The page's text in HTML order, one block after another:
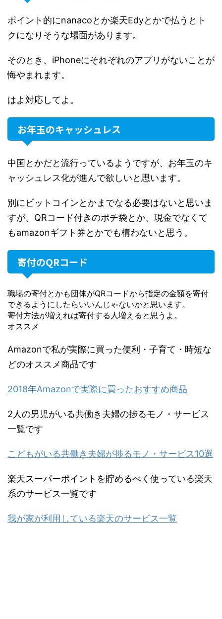
ポイント的にnanacoとか楽天Edyとかで払うとト
クになりそうな場面があります。
そのとき、iPhoneにそれぞれのアプリがないことが
悔やまれます。
はよ対応してよ。
お年玉のキャッシュレス
中国とかだと流行っているようですが、お年玉のキ
ャッシュレス化が進んで欲しいと思います。
別にビットコインとかまでなる必要はないと思いま
すが、QRコード付きのポチ袋とか、現金でなくて
もamazonギフト券とかでも構わないと思う。
寄付のQRコード
職場の寄付とかも団体がQRコードから指定の金額を寄付
できるようにしたらいいんじゃないかと思います。
寄付方法が増えれば寄付する人増えると思うよ。
オススメ
Amazonで私が実際に買った便利・子育て・時短な
どのオススメ商品です
2018年Amazonで実際に買ったおすすめ商品
2人の男児がいる共働き夫婦の捗るモノ・サービス
一覧です
こどもがいる共働き夫婦が捗るモノ・サービス10選
楽天スーパーポイントを貯めるべく使っている楽天
系のサービス一覧です
我が家が利用している楽天のサービス一覧